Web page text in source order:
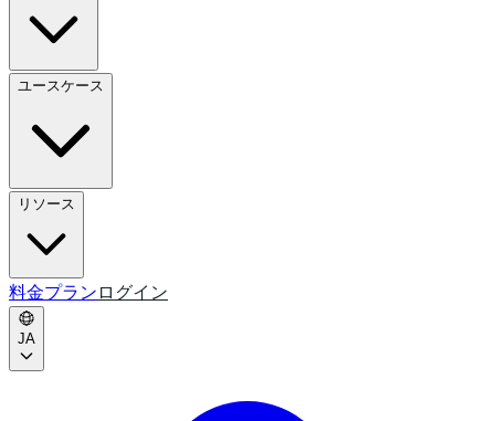
ユースケース
リソース
料金プラン ログイン
JA